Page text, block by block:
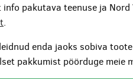
info pakutava teenuse ja
.
enda jaoks sobiva
pakkumist pöörduge meie